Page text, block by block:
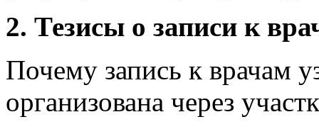
2. Тезисы о записи к
Почему запись к врачам
организована через